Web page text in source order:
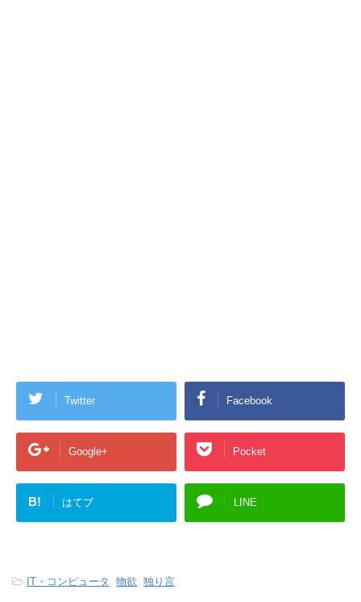
Twitter Facebook
Google+ Pocket
B! はてブ LINE
-IT・コンピュータ 物欲 独り言